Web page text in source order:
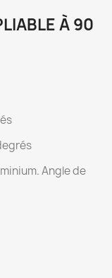
À 90
Angle de